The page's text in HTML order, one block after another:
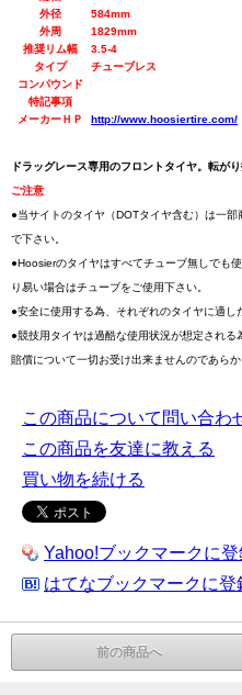
外径
584mm
外周
1829mm
推奨リム幅
3.5-4
タイプ
チューブレス
コンパウンド
特記事項
メーカーＨＰ
http://www.hoosiertire.com/
ドラッグレース専用のフロントタイヤ。転が
ご注意
●当サイトのタイヤ（DOTタイヤ含む）は一
で下さい。
●Hoosierのタイヤはすべてチューブ無しでも
り易い場合はチューブをご使用下さい。
●安全に使用する為、それぞれのタイヤに適し
●競技用タイヤは過酷な使用状況が想定され
賠償について一切お受け出来ませんのであらか
この商品について問い合わ
この商品を友達に教える
買い物を続ける
Yahoo!ブックマークに登
はてなブックマークに登
前の商品へ